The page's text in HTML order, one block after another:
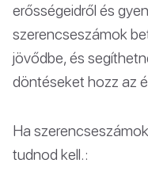
erősségeidről és
szerencseszámok
jövődbe, és
döntéseket hozz az
Ha
tudnod kell.: